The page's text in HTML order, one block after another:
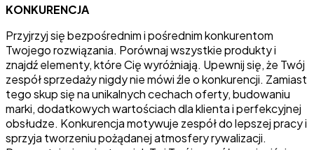
KONKURENCJA
Przyjrzyj się bezpośrednim i pośrednim konkurentom
Twojego rozwiązania. Porównaj wszystkie produkty i
znajdź elementy, które Cię wyróżniają. Upewnij się, że Twój
zespół sprzedaży nigdy nie mówi źle o konkurencji. Zamiast
tego skup się na unikalnych cechach oferty, budowaniu
marki, dodatkowych wartościach dla klienta i perfekcyjnej
obsłudze. Konkurencja motywuje zespół do lepszej pracy i
sprzyja tworzeniu pożądanej atmosfery rywalizacji.